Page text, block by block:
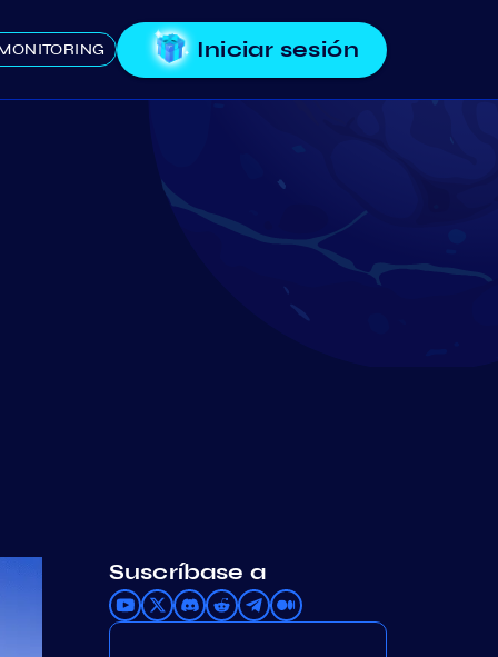
Iniciar sesión
Suscríbase a